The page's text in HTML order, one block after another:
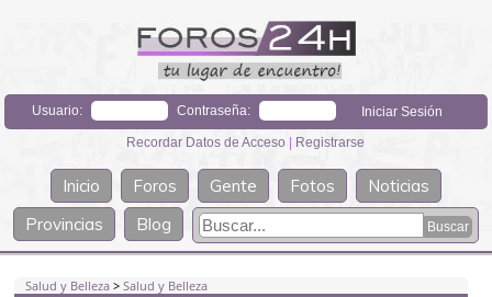
Usuario: Contraseña:
Recordar Datos de Acceso | Registrarse
Inicio Foros Gente Fotos
Noticias
Provincias
Blog
Salud y Belleza >Salud y Belleza